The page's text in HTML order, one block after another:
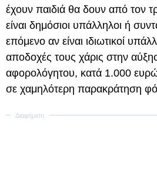
έχουν παιδιά θα δουν από τον
είναι δημόσιοι υπάλληλοι ή
επόμενο αν είναι ιδιωτικοί
αποδοχές τους χάρις στην
αφορολόγητου, κατά 1.000
σε χαμηλότερη παρακράτηση